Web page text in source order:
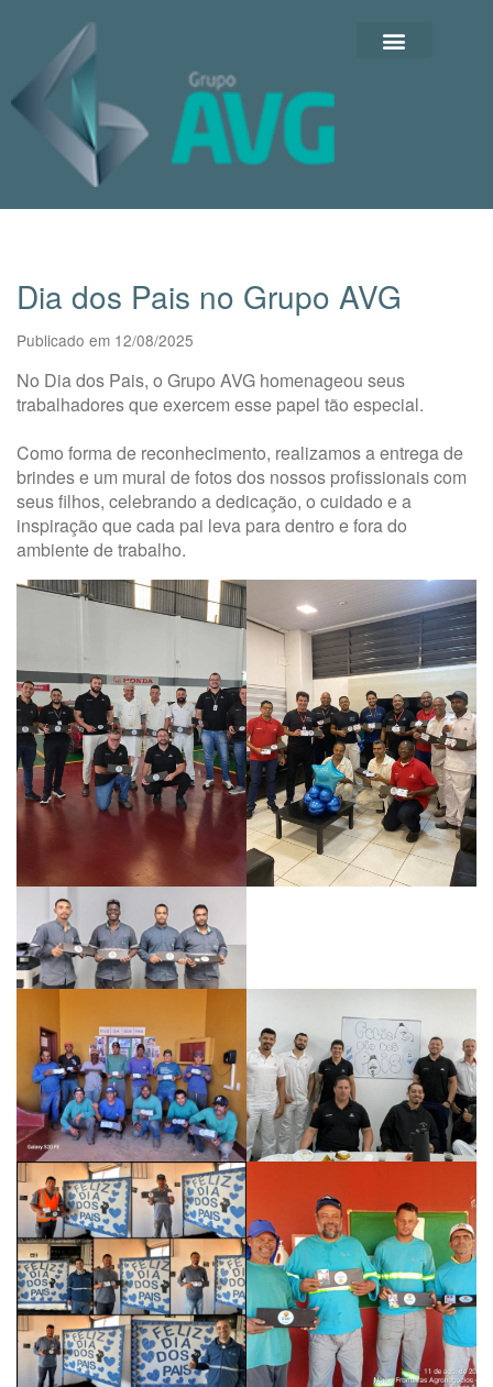
Dia dos Pais no Grupo AVG
Publicado em 12/08/2025
No Dia dos Pais, o Grupo AVG homenageou seus
trabalhadores que exercem esse papel tão especial.
Como forma de reconhecimento, realizamos a entrega de
brindes e um mural de fotos dos nossos profissionais com
seus filhos, celebrando a dedicação, o cuidado e a
inspiração que cada pai leva para dentro e fora do
ambiente de trabalho.